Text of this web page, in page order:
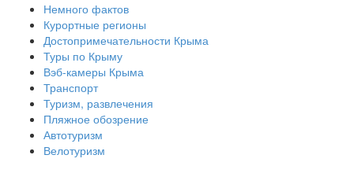
Немного фактов
Курортные регионы
Достопримечательности Крыма
Туры по Крыму
Вэб-камеры Крыма
Транспорт
Туризм, развлечения
Пляжное обозрение
Автотуризм
Велотуризм